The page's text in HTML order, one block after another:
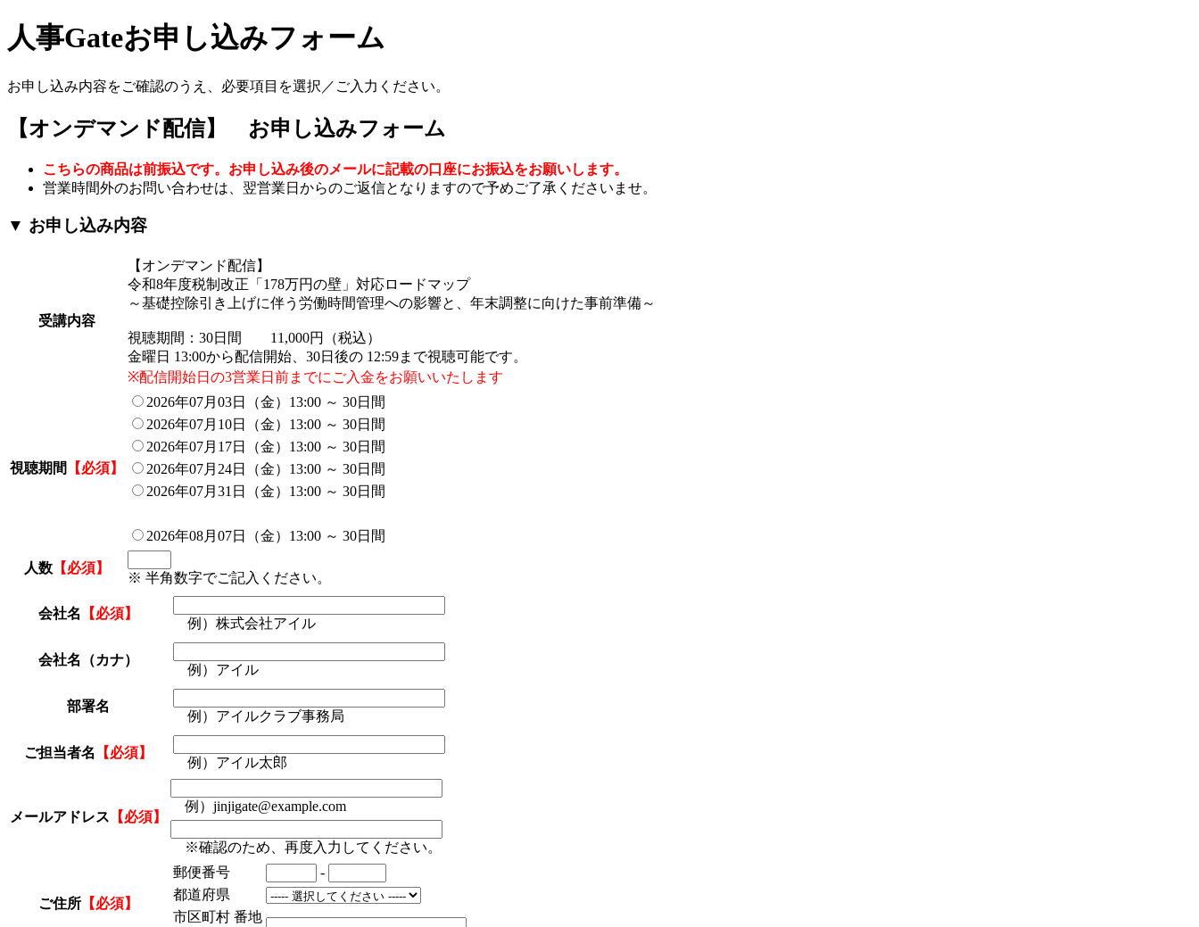
人事Gateお申し込みフォーム
お申し込み内容をご確認のうえ、必要項目を選択／ご入力ください。
【オンデマンド配信】 お申し込みフォーム
こちらの商品は前振込です。お申し込み後のメールに記載の口座にお振込をお願いします。
営業時間外のお問い合わせは、翌営業日からのご返信となりますので予めご了承くださいませ。
▼ お申し込み内容
受講内容
【オンデマンド配信】
令和8年度税制改正「178万円の壁」対応ロードマップ
～基礎控除引き上げに伴う労働時間管理への影響と、年末調整に向けた事前準備～
視聴期間：30日間 11,000円（税込）
金曜日 13:00から配信開始、30日後の 12:59まで視聴可能です。
※配信開始日の3営業日前までにご入金をお願いいたします
視聴期間 【必須】
2026年07月03日（金）13:00 ～ 30日間
2026年07月10日（金）13:00 ～ 30日間
2026年07月17日（金）13:00 ～ 30日間
2026年07月24日（金）13:00 ～ 30日間
2026年07月31日（金）13:00 ～ 30日間
2026年08月07日（金）13:00 ～ 30日間
人数 【必須】
※ 半角数字でご記入ください。
会社名 【必須】
例）株式会社アイル
会社名（カナ）
例）アイル
部署名
例）アイルクラブ事務局
ご担当者名 【必須】
例）アイル太郎
メールアドレス 【必須】
例）jinjigate@example.com
※確認のため、再度入力してください。
ご住所 【必須】
郵便番号
-
都道府県
市区町村 番地